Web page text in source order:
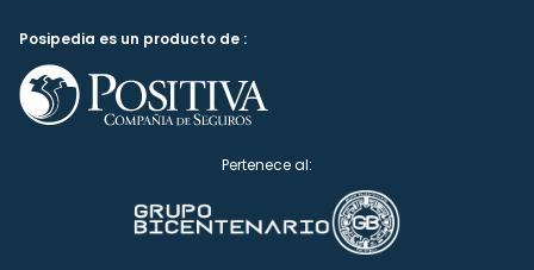
Posipedia es un producto de :
Pertenece al: